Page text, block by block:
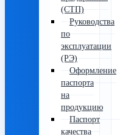
(СТП)
Руководства
по
эксплуатации
(РЭ)
Оформление
паспорта
на
продукцию
Паспорт
качества